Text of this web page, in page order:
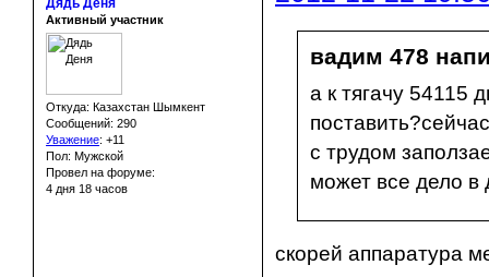
Дядь Деня
Активный участник
Откуда: Казахстан Шымкент
Сообщений: 290
Уважение: +11
Пол: Мужской
Провел на форуме:
4 дня 18 часов
вадим 478
а к тягачу 54115
с трудом
может все дело в
скорей аппаратура